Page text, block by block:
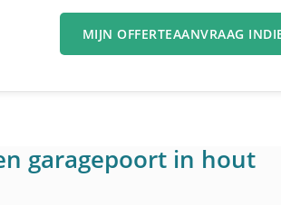
MIJN OFFERTEAANVRAAG
garagepoort in hout